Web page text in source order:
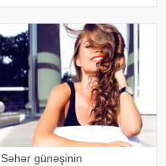
mümkündür. Bununla bağlı orta
əsrlər dövrünün ən böyük
təbiblərində
Səhər günəşinin